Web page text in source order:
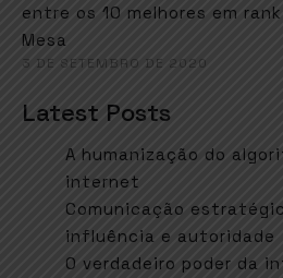
entre os 10 melhores em
Mesa
3 DE SETEMBRO DE 2020
Latest Posts
A humanização do
internet
Comunicação
influência e autoridade
O verdadeiro poder da